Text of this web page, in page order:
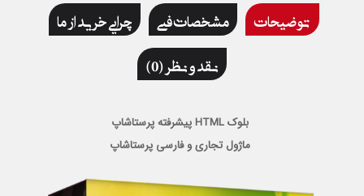
توضیحات مشخصات فنی
چرایی خرید از ما
نقد و نظر (0)
بلوک HTML پیشرفته پرستاشاپ
ماژول تجاری و فارسی پرستاشاپ